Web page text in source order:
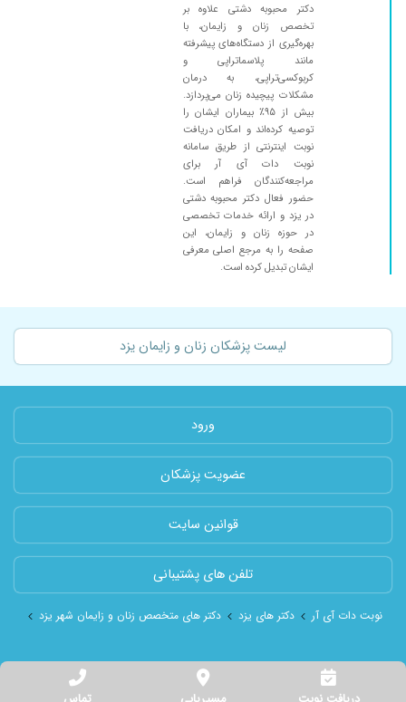
دکتر محبوبه دشتی علاوه بر
تخصص زنان و زایمان، با
بهره‌گیری از دستگاه‌های پیشرفته
مانند پلاسماتراپی و
کربوکسی‌تراپی، به درمان
مشکلات پیچیده زنان می‌پردازد.
بیش از ۹۵٪ بیماران ایشان را
توصیه کرده‌اند و امکان دریافت
نوبت اینترنتی از طریق سامانه
نوبت دات آی آر برای
مراجعه‌کنندگان فراهم است.
حضور فعال دکتر محبوبه دشتی
در یزد و ارائه خدمات تخصصی
در حوزه زنان و زایمان، این
صفحه را به مرجع اصلی معرفی
ایشان تبدیل کرده است.
لیست پزشکان زنان و زایمان یزد
ورود
عضویت پزشکان
قوانین سایت
تلفن های پشتیبانی
نوبت دات آی آر دکتر های یزد دکتر های متخصص زنان و زایمان شهر یزد